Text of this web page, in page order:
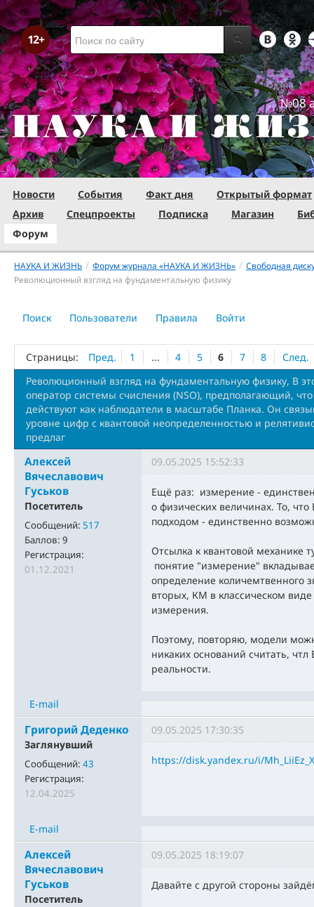
№08
Новости События Факт дня
Открытый формат
Архив
Спецпроекты Подписка Магазин
Форум
НАУКА И ЖИЗНЬ / Форум журнала «НАУКА И ЖИЗНЬ» / Свободная
Революционный взгляд на фундаментальную физику
Поиск Пользователи Правила Войти
Страницы: Пред. 1 ... 4 5 6 7 8
След.
Революционный взгляд на фундаментальную физику, В
оператор системы счисления (NSO), предполагающий,
действуют как наблюдатели в масштабе Планка. Он
уровне цифр с квантовой неопределенностью и
предлаг
Алексей
Вячеславович
Гуськов
Посетитель
Сообщений: 517
Баллов: 9
Регистрация:
01.12.2021
09.05.2025 15:52:33
Ещё раз: измерение -
о физических величинах. То,
подходом - единственно
Отсылка к квантовой механике
понятие "измерение"
определение количемтвенного
вторых, КМ в классическом
измерения.
Поэтому, повторяю, модели
никаких оснований считать,
реальности.
E-mail
Григорий Деденко
Заглянувший
Сообщений: 43
Регистрация:
12.04.2025
09.05.2025 17:30:35
https://disk.yandex.ru/i/
E-mail
Алексей
Вячеславович
Гуськов
Посетитель
09.05.2025 18:19:07
Давайте с другой стороны